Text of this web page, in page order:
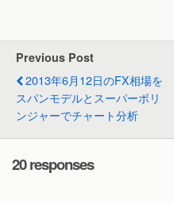
Previous Post
2013年6月12日のFX相場を
スパンモデルとスーパーボリ
ンジャーでチャート分析
20 responses